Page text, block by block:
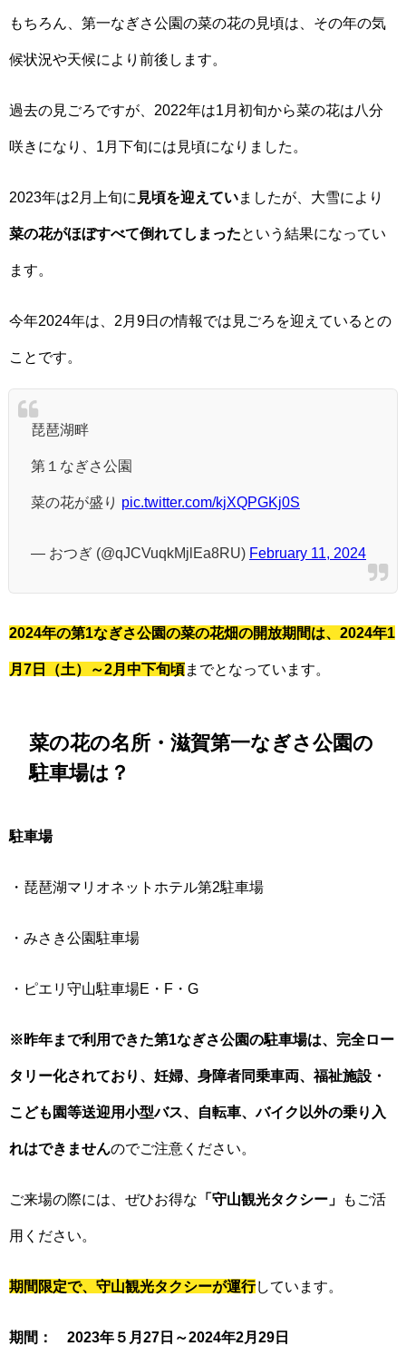
もちろん、第一なぎさ公園の菜の花の見頃は、その年の気
候状況や天候により前後します。
過去の見ごろですが、2022年は1月初旬から菜の花は八分
咲きになり、1月下旬には見頃になりました。
2023年は2月上旬に 見頃を迎えていましたが、大雪により
菜の花がほぼすべて倒れてしまった という結果になってい
ます。
今年2024年は、2月9日の情報では見ごろを迎えているとの
ことです。
琵琶湖畔
第１なぎさ公園
菜の花が盛り pic.twitter.com/kjXQPGKj0S
— おつぎ (@qJCVuqkMjlEa8RU) February 11, 2024
2024年の第1なぎさ公園の菜の花畑の開放期間は、2024年1
月7日（土）～2月中下旬頃までとなっています。
菜の花の名所・滋賀第一なぎさ公園の
駐車場は？
駐車場
・琵琶湖マリオネットホテル第2駐車場
・みさき公園駐車場
・ピエリ守山駐車場E・F・G
※昨年まで利用できた第1なぎさ公園の駐車場は、完全ロー
タリー化されており、妊婦、身障者同乗車両、福祉施設・
こども園等送迎用小型バス、自転車、バイク以外の乗り入
れはできませんのでご注意ください。
ご来場の際には、ぜひお得な 「守山観光タクシー」 もご活
用ください。
期間限定で、守山観光タクシーが運行しています。
期間： 2023年５月27日～2024年2月29日